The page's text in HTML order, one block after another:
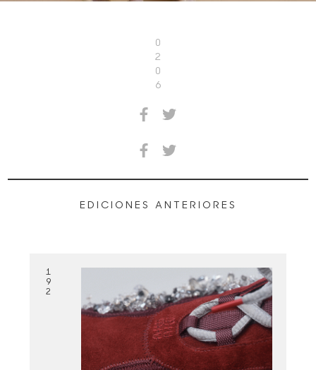
0
2
0
6
EDICIONES ANTERIORES
1
9
2